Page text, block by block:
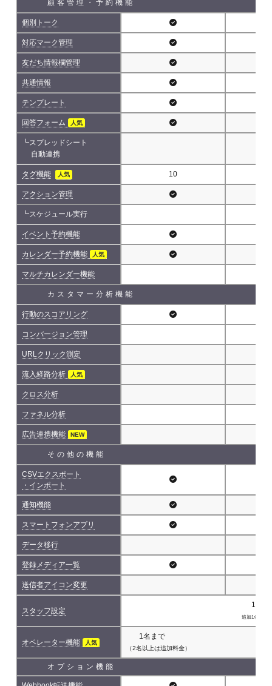
顧客管理・予約機能
個別トーク
対応マーク管理
友だち情報欄管理
共通情報
テンプレート
回答フォーム 人気
┗スプレッドシート
自動連携
タグ機能 人気 10
アクション管理
┗スケジュール実行
イベント予約機能
カレンダー予約機能 人気
マルチカレンダー機能
カスタマー分析機能
行動のスコアリング
コンバージョン管理
URLクリック測定
流入経路分析 人気
クロス分析
ファネル分析
広告連携機能 NEW
その他の機能
CSVエクスポート
・インポート
通知機能
スマートフォンアプリ
データ移行
登録メディア一覧
送信者アイコン変更
スタッフ設定
1名(
追加1名につ
オペレーター機能 人気
1名まで
（2名以上は追加料金）
オプション機能